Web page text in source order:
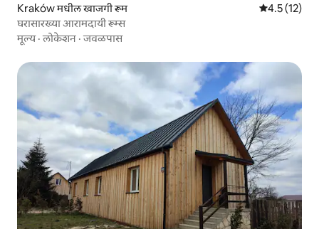
Kraków मधील खाजगी रूम 5 पैकी 4.5
4.5 (12)
घरासारख्या आरामदायी रूम्स
मूल्य·लोकेशन ·जवळपास